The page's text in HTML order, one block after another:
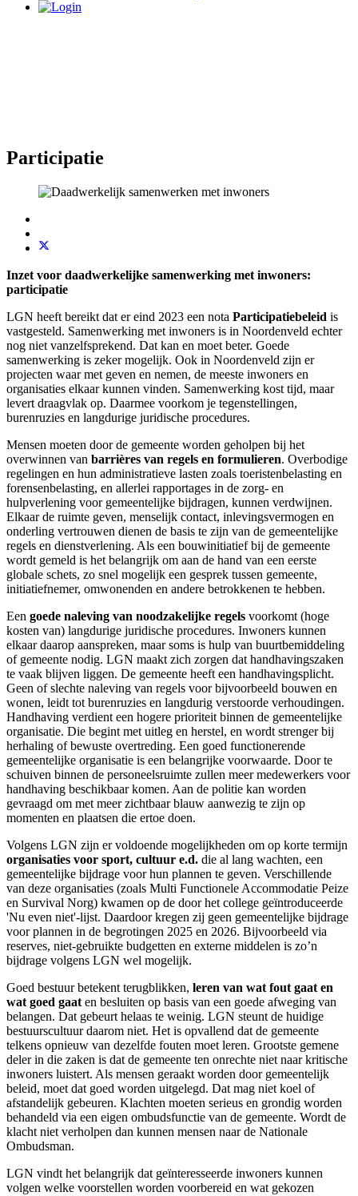
Participatie
Inzet voor daadwerkelijke samenwerking met inwoners:
participatie
LGN heeft bereikt dat er eind 2023 een nota Participatiebeleid is
vastgesteld. Samenwerking met inwoners is in Noordenveld echter
nog niet vanzelfsprekend. Dat kan en moet beter. Goede
samenwerking is zeker mogelijk. Ook in Noordenveld zijn er
projecten waar met geven en nemen, de meeste inwoners en
organisaties elkaar kunnen vinden. Samenwerking kost tijd, maar
levert draagvlak op. Daarmee voorkom je tegenstellingen,
burenruzies en langdurige juridische procedures.
Mensen moeten door de gemeente worden geholpen bij het
overwinnen van barrières van regels en formulieren. Overbodige
regelingen en hun administratieve lasten zoals toeristenbelasting en
forensenbelasting, en allerlei rapportages in de zorg- en
hulpverlening voor gemeentelijke bijdragen, kunnen verdwijnen.
Elkaar de ruimte geven, menselijk contact, inlevingsvermogen en
onderling vertrouwen dienen de basis te zijn van de gemeentelijke
regels en dienstverlening. Als een bouwinitiatief bij de gemeente
wordt gemeld is het belangrijk om aan de hand van een eerste
globale schets, zo snel mogelijk een gesprek tussen gemeente,
initiatiefnemer, omwonenden en andere betrokkenen te hebben.
Een goede naleving van noodzakelijke regels voorkomt (hoge
kosten van) langdurige juridische procedures. Inwoners kunnen
elkaar daarop aanspreken, maar soms is hulp van buurtbemiddeling
of gemeente nodig. LGN maakt zich zorgen dat handhavingszaken
te vaak blijven liggen. De gemeente heeft een handhavingsplicht.
Geen of slechte naleving van regels voor bijvoorbeeld bouwen en
wonen, leidt tot burenruzies en langdurig verstoorde verhoudingen.
Handhaving verdient een hogere prioriteit binnen de gemeentelijke
organisatie. Die begint met uitleg en herstel, en wordt strenger bij
herhaling of bewuste overtreding. Een goed functionerende
gemeentelijke organisatie is een belangrijke voorwaarde. Door te
schuiven binnen de personeelsruimte zullen meer medewerkers voor
handhaving beschikbaar komen. Aan de politie kan worden
gevraagd om met meer zichtbaar blauw aanwezig te zijn op
momenten en plaatsen die ertoe doen.
Volgens LGN zijn er voldoende mogelijkheden om op korte termijn
organisaties voor sport, cultuur e.d. die al lang wachten, een
gemeentelijke bijdrage voor hun plannen te geven. Verschillende
van deze organisaties (zoals Multi Functionele Accommodatie Peize
en Survival Norg) kwamen op de door het college geïntroduceerde
'Nu even niet'-lijst. Daardoor kregen zij geen gemeentelijke bijdrage
voor plannen in de begrotingen 2025 en 2026. Bijvoorbeeld via
reserves, niet-gebruikte budgetten en externe middelen is zo’n
bijdrage volgens LGN wel mogelijk.
Goed bestuur betekent terugblikken, leren van wat fout gaat en
wat goed gaat en besluiten op basis van een goede afweging van
belangen. Dat gebeurt helaas te weinig. LGN steunt de huidige
bestuurscultuur daarom niet. Het is opvallend dat de gemeente
telkens opnieuw van dezelfde fouten moet leren. Grootste gemene
deler in die zaken is dat de gemeente ten onrechte niet naar kritische
inwoners luistert. Als mensen geraakt worden door gemeentelijk
beleid, moet dat goed worden uitgelegd. Dat mag niet koel of
afstandelijk gebeuren. Klachten moeten serieus en grondig worden
behandeld via een eigen ombudsfunctie van de gemeente. Wordt de
klacht niet verholpen dan kunnen mensen naar de Nationale
Ombudsman.
LGN vindt het belangrijk dat geïnteresseerde inwoners kunnen
volgen welke voorstellen worden voorbereid en wat gekozen